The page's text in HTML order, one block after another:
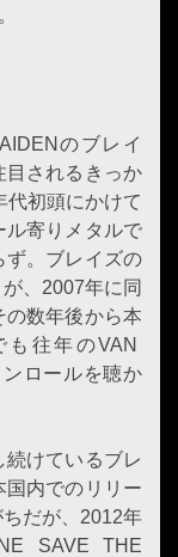
のブレイ
目されるきっか
代初頭にかけて
ル寄りメタルで
ず。ブレイズの
、2007年に同
の数年後から本
往年のVAN
ロールを聴か
けているブレ
国内でのリリー
だが、2012年
SAVE THE